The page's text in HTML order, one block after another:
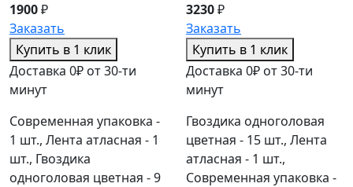
1900₽
Заказать
Купить в 1 клик
Доставка 0₽ от 30-ти
минут
Современная упаковка -
1 шт., Лента атласная - 1
шт., Гвоздика
одноголовая цветная - 9
3230₽
Заказать
Купить в 1 клик
Доставка 0₽ от 30-ти
минут
Гвоздика одноголовая
цветная - 15 шт., Лента
атласная - 1 шт.,
Современная упаковка -